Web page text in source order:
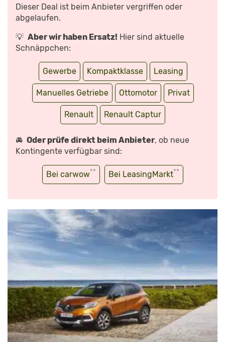
Dieser Deal ist beim Anbieter vergriffen oder
abgelaufen.
💡 Aber wir haben Ersatz! Hier sind aktuelle
Schnäppchen:
Gewerbe Kompaktklasse Leasing
Manuelles Getriebe Ottomotor Privat
Renault Renault Captur
🚘 Oder prüfe direkt beim Anbieter, ob neue
Kontingente verfügbar sind:
Bei carwow** Bei LeasingMarkt**